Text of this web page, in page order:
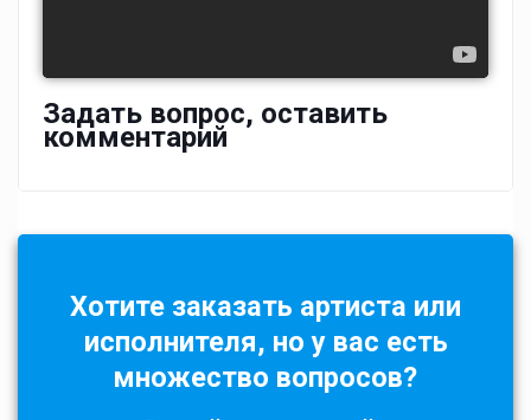
Задать вопрос, оставить
комментарий
Хотите заказать артиста или
исполнителя, но у вас есть
множество вопросов?